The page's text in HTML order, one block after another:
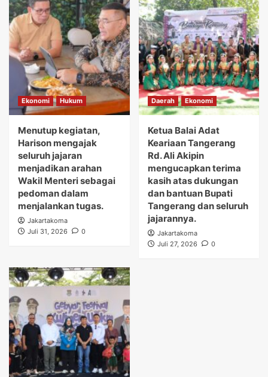
Ekonomi Hukum
Menutup kegiatan,
Harison mengajak
seluruh jajaran
menjadikan arahan
Wakil Menteri sebagai
pedoman dalam
menjalankan tugas.
Jakartakoma
Juli 31, 2026
0
Daerah Ekonomi
Ketua Balai Adat
Keariaan Tangerang
Rd. Ali Akipin
mengucapkan terima
kasih atas dukungan
dan bantuan Bupati
Tangerang dan seluruh
jajarannya.
Jakartakoma
Juli 27, 2026
0